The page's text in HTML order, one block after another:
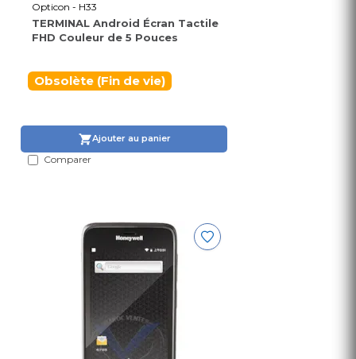
Opticon - H33
TERMINAL Android Écran Tactile
FHD Couleur de 5 Pouces
Obsolète (Fin de vie)
Ajouter au panier
Comparer